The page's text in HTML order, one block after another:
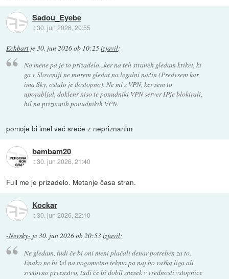
Sadou_Eyebe
::30. jun 2026, 20:55
Echbart je30. jun 2026 ob 10:25izjavil:
No mene pa je to prizadelo...ker na teh straneh gledam kriket, ki
ga v Sloveniji ne morem gledat na legalni način (Predvsem kar
ima Sky, ostalo je dostopno). Ne mi z VPN, ker sem to
uporabljal, doklenr niso te ponudniki VPN server IPje blokirali,
bil na priznanih ponudnikih VPN.
pomoje bi imel več sreče z nepriznanim
bambam20
::30. jun 2026, 21:40
Full me je prizadelo. Metanje časa stran.
Kockar
::30. jun 2026, 22:10
-Nevsky- je30. jun 2026 ob 20:53izjavil:
Ne gledam, tudi če bi oni meni plačali denar potreben za to.
Enako ne bi šel na nogometno tekmo pa naj bo vaška liga ali
svetovno prvenstvo, tudi če bi dobil znesek v vrednosti vstopnice